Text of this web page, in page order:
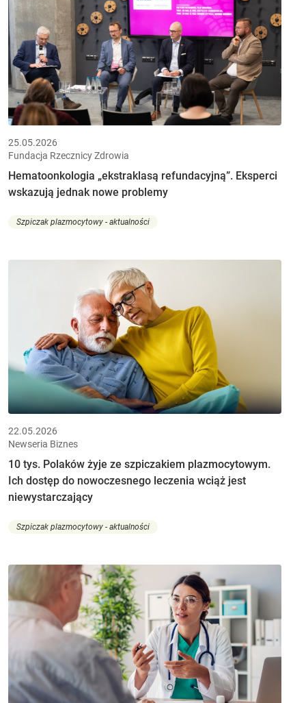
25.05.2026
Fundacja Rzecznicy Zdrowia
Hematoonkologia „ekstraklasą refundacyjną”. Eksperci
wskazują jednak nowe problemy
Szpiczak plazmocytowy - aktualności
22.05.2026
Newseria Biznes
10 tys. Polaków żyje ze szpiczakiem plazmocytowym.
Ich dostęp do nowoczesnego leczenia wciąż jest
niewystarczający
Szpiczak plazmocytowy - aktualności